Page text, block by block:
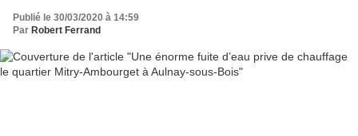
Publié le 30/03/2020 à 14:59
Par Robert Ferrand